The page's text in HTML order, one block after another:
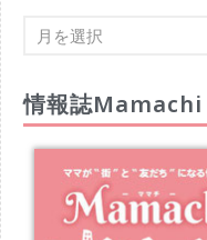
情報誌Mamachi